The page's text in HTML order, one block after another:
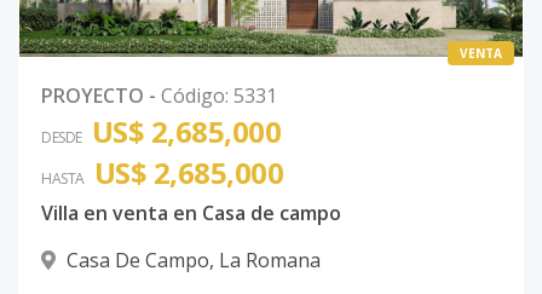
VENTA
PROYECTO - Código: 5331
DESDE US$ 2,685,000
HASTA US$ 2,685,000
Villa en venta en Casa de campo
Casa De Campo, La Romana